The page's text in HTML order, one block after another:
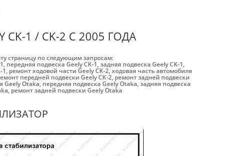
1 / CK-2 С 2005 ГОДА
страницу по следующим запросам:
, передняя подвеска Geely CK-1,задняя подвеска Geely CK-1,
1, ремонт ходовой части Geely CK-2,ходовая часть автомобиля
передней подвески Geely CK-2, ремонт задней подвески
Geely Otaka, передняя подвеска Geely Otaka,задняя подвеска
, ремонт задней подвески Geely Otaka